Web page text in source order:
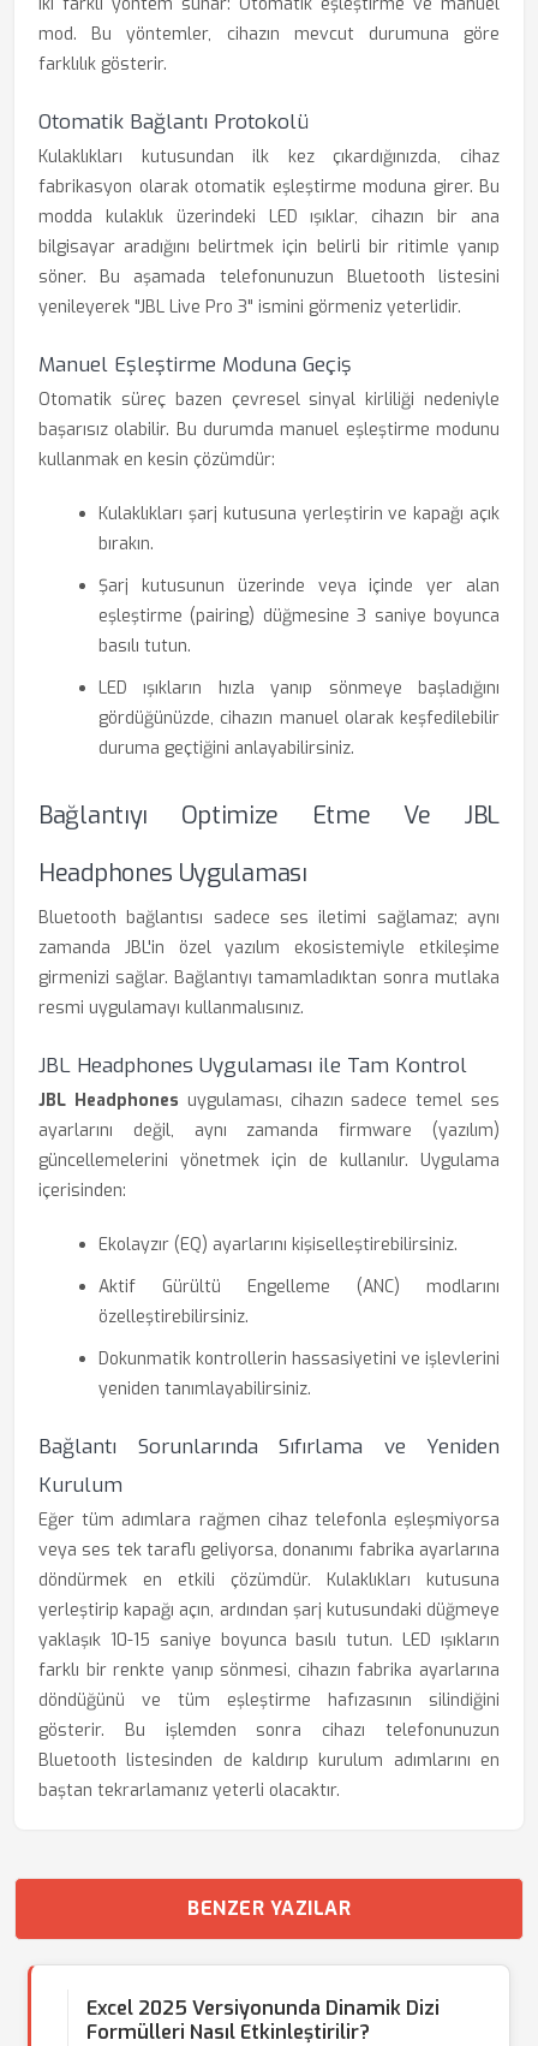
mod. Bu yöntemler, cihazın mevcut durumuna göre
farklılık gösterir.
Otomatik Bağlantı Protokolü
Kulaklıkları kutusundan ilk kez çıkardığınızda, cihaz
fabrikasyon olarak otomatik eşleştirme moduna girer. Bu
modda kulaklık üzerindeki LED ışıklar, cihazın bir ana
bilgisayar aradığını belirtmek için belirli bir ritimle yanıp
söner. Bu aşamada telefonunuzun Bluetooth listesini
yenileyerek "JBL Live Pro 3" ismini görmeniz yeterlidir.
Manuel Eşleştirme Moduna Geçiş
Otomatik süreç bazen çevresel sinyal kirliliği nedeniyle
başarısız olabilir. Bu durumda manuel eşleştirme modunu
kullanmak en kesin çözümdür:
Kulaklıkları şarj kutusuna yerleştirin ve kapağı açık
bırakın.
Şarj kutusunun üzerinde veya içinde yer alan
eşleştirme (pairing) düğmesine 3 saniye boyunca
basılı tutun.
LED ışıkların hızla yanıp sönmeye başladığını
gördüğünüzde, cihazın manuel olarak keşfedilebilir
duruma geçtiğini anlayabilirsiniz.
Bağlantıyı Optimize Etme Ve JBL
Headphones Uygulaması
Bluetooth bağlantısı sadece ses iletimi sağlamaz; aynı
zamanda JBL'in özel yazılım ekosistemiyle etkileşime
girmenizi sağlar. Bağlantıyı tamamladıktan sonra mutlaka
resmi uygulamayı kullanmalısınız.
JBL Headphones Uygulaması ile Tam Kontrol
JBL Headphones uygulaması, cihazın sadece temel ses
ayarlarını değil, aynı zamanda firmware (yazılım)
güncellemelerini yönetmek için de kullanılır. Uygulama
içerisinden:
Ekolayzır (EQ) ayarlarını kişiselleştirebilirsiniz.
Aktif Gürültü Engelleme (ANC) modlarını
özelleştirebilirsiniz.
Dokunmatik kontrollerin hassasiyetini ve işlevlerini
yeniden tanımlayabilirsiniz.
Bağlantı Sorunlarında Sıfırlama ve Yeniden
Kurulum
Eğer tüm adımlara rağmen cihaz telefonla eşleşmiyorsa
veya ses tek taraflı geliyorsa, donanımı fabrika ayarlarına
döndürmek en etkili çözümdür. Kulaklıkları kutusuna
yerleştirip kapağı açın, ardından şarj kutusundaki düğmeye
yaklaşık 10-15 saniye boyunca basılı tutun. LED ışıkların
farklı bir renkte yanıp sönmesi, cihazın fabrika ayarlarına
döndüğünü ve tüm eşleştirme hafızasının silindiğini
gösterir. Bu işlemden sonra cihazı telefonunuzun
Bluetooth listesinden de kaldırıp kurulum adımlarını en
baştan tekrarlamanız yeterli olacaktır.
BENZER YAZILAR
Excel 2025 Versiyonunda Dinamik Dizi
Formülleri Nasıl Etkinleştirilir?